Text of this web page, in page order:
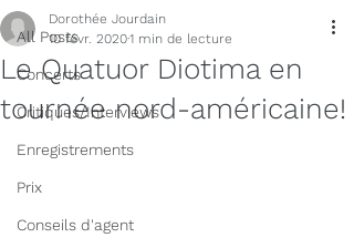
All Posts
Concerts
Critiques/Interviews
Enregistrements
Prix
Conseils d'agent
Le Quatuor Diotima en
tournée nord-américaine!
Dorothée Jourdain
10 févr. 20201 min de lecture